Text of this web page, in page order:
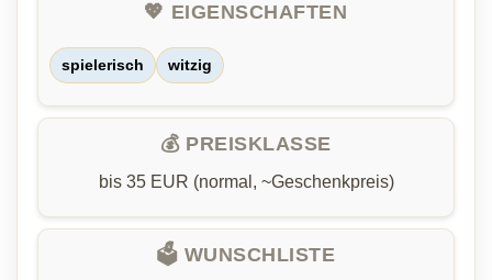
💖 EIGENSCHAFTEN
spielerisch witzig
💰 PREISKLASSE
bis 35 EUR (normal, ~Geschenkpreis)
🗳️ WUNSCHLISTE